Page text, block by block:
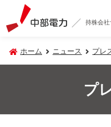
持株会社
ホーム ニュース プレ
プ